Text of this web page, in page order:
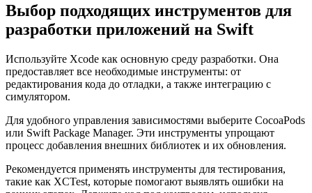
Выбор подходящих инструментов для
разработки приложений на Swift
Используйте Xcode как основную среду разработки. Она
предоставляет все необходимые инструменты: от
редактирования кода до отладки, а также интеграцию с
симулятором.
Для удобного управления зависимостями выберите CocoaPods
или Swift Package Manager. Эти инструменты упрощают
процесс добавления внешних библиотек и их обновления.
Рекомендуется применять инструменты для тестирования,
такие как XCTest, которые помогают выявлять ошибки на